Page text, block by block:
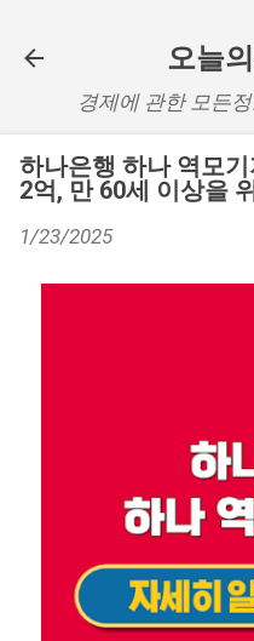
오늘
경제에 관한 모든
하나은행 하나 역모
2억, 만 60세 이상을
1/23/2025